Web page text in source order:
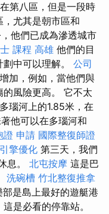
第八區，但是一段時
尤其是朝市區和
他們已成為滲透城市
課程 高雄 他們的目
中可以理解。 公司
加，例如，當他們與
風險更高。 它不太
瑙河上的1.85米，在
他可以在多瑙河和
證 申請 國際整復師證
擎優化 第三天，我們
息。 北屯按摩 這是巴
洗碗槽 竹北整復推拿
是島上最好的遊艇港
是必看的停靠站。